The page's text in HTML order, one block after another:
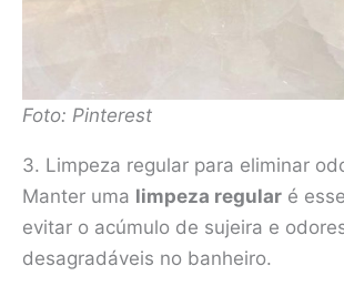
Foto: Pinterest
3. Limpeza regular para eliminar
Manter uma limpeza regular é
evitar o acúmulo de sujeira e
desagradáveis no banheiro.